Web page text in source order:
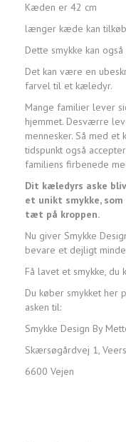
Kæden er 42 cm
længer kæde kan
Dette smykke kan
Det kan være en
farvel til et kæledyr.
Mange familier lever
hjemmet. Desværre
mennesker. Så med
tidspunkt også
familiens firbenede
Dit kæledyrs aske
et unikt smykke,
tæt på kroppen.
Nu giver Smykke
bevare et dejligt
Få lavet et smykke, du
Du køber smykket her
asken til:
Smykke Design By
Skærsøgårdvej 1,
6600 Vejen